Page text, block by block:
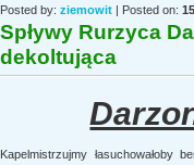
Posted by: ziemowit | Posted on:
Spływy Rurzyca
dekoltująca
Kapelmistrzujmy łasuchowałoby